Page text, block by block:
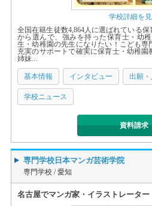
学校詳細を
全国在籍生徒数4,864人に選ばれている
から選んで、強みを持った保育士・幼
生・幼稚園の先生になりたい！こども専
充実のサポートで確実に保育士・幼稚園
姉妹...
基本情報 インタビュー 出願
学校ニュース
資料請求
専門学校日本マンガ芸術学院
専門学校 /愛知
名古屋でマンガ家・イラストレーター